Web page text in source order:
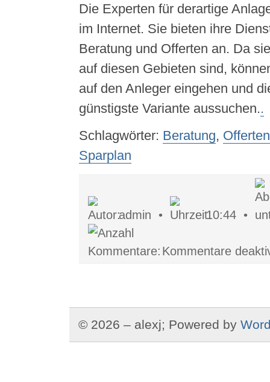
Die Experten für derartige
im Internet. Sie bieten ihre
Beratung und Offerten an. Da
auf diesen Gebieten sind,
auf den Anleger eingehen und
günstigste Variante aussuchen..
Schlagwörter: Beratung, Offerten
Sparplan
admin • 10:44 •
Kommentare
© 2026 – alexj; Powered by